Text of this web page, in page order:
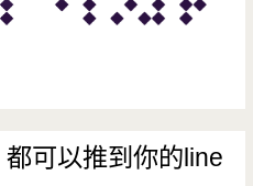
可以推到你的line